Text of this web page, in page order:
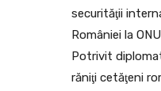
securităţii
României la
Potrivit
răniţi cetăţeni